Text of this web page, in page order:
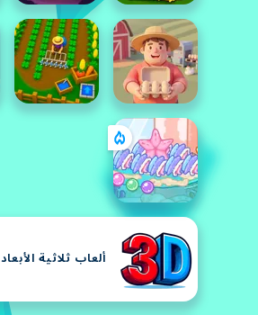
ألعاب ثلاثية الأبعاد